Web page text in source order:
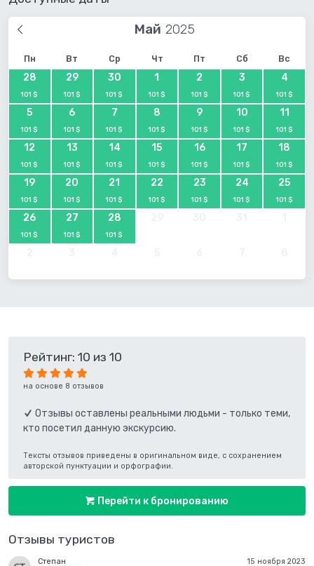
Май
Пн Вт Ср Чт Пт Сб Вс
28
101 $
29
101 $
30
101 $
1
101 $
2
101 $
3
101 $
4
101 $
5
101 $
6
101 $
7
101 $
8
101 $
9
101 $
10
101 $
11
101 $
12
101 $
13
101 $
14
101 $
15
101 $
16
101 $
17
101 $
18
101 $
19
101 $
20
101 $
21
101 $
22
101 $
23
101 $
24
101 $
25
101 $
26
101 $
27
101 $
28
101 $
Отзывы туристов
15 ноября 2023
Степан
Рейтинг: 10 из 10
на основе 8 отзывов
Отзывы оставлены реальными людьми - только теми,
кто посетил данную экскурсию.
Тексты отзывов приведены в оригинальном виде, с сохранением
авторской пунктуации и орфографии.
Перейти к бронированию